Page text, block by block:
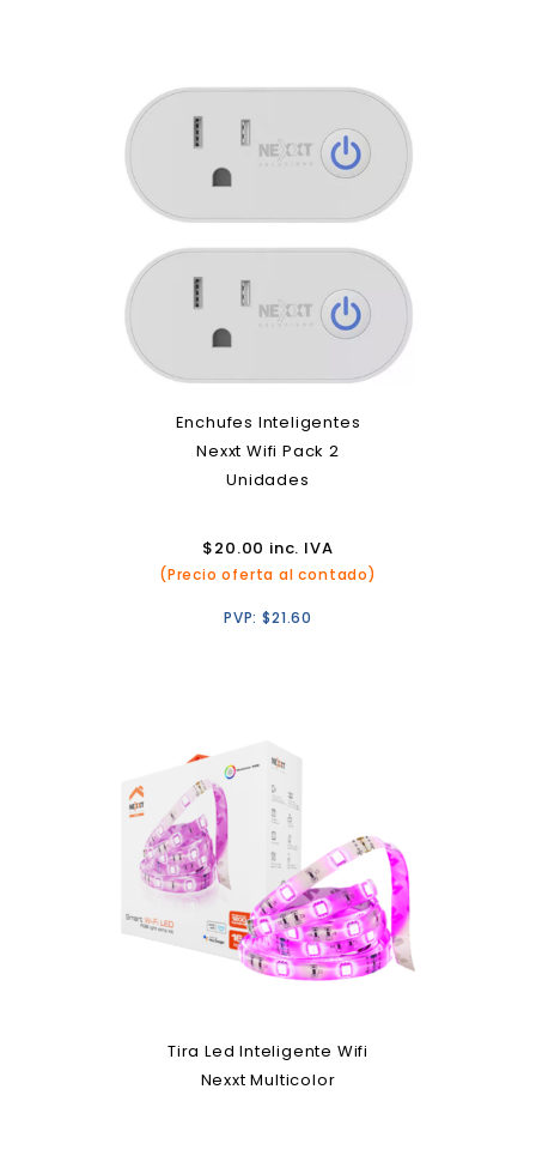
Enchufes Inteligentes
Nexxt Wifi Pack 2
Unidades
$20.00 inc. IVA
(Precio oferta al contado)
PVP:$21.60
Tira Led Inteligente Wifi
Nexxt Multicolor